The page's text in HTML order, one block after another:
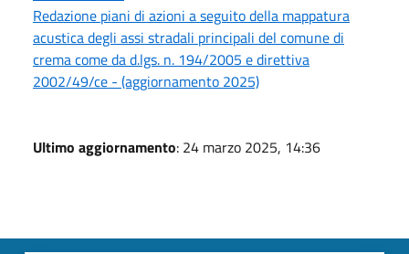
Redazione piani di azioni a seguito della mappatura
acustica degli assi stradali principali del comune di
crema come da d.lgs. n. 194/2005 e direttiva
2002/49/ce - (aggiornamento 2025)
Ultimo aggiornamento: 24 marzo 2025, 14:36